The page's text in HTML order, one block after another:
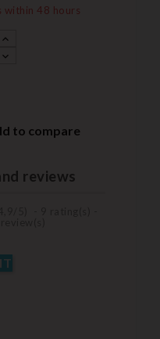
within 48 hours
to compare
reviews